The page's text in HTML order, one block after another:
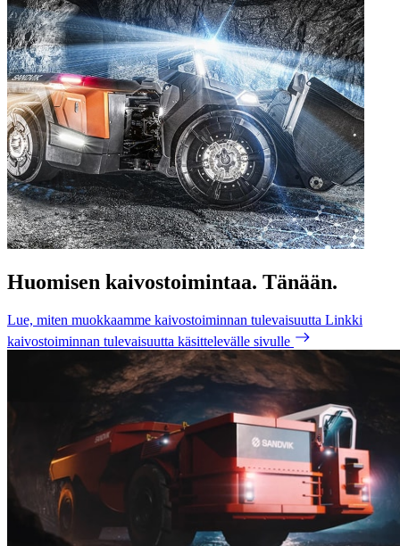
Huomisen kaivostoimintaa. Tänään.
Lue, miten muokkaamme kaivostoiminnan tulevaisuutta Linkki
kaivostoiminnan tulevaisuutta käsittelevälle sivulle